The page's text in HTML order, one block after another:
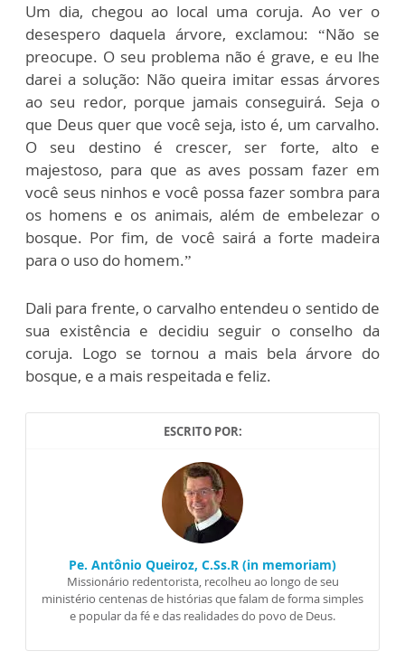
Um dia, chegou ao local uma coruja. Ao ver o
desespero daquela árvore, exclamou: “Não se
preocupe. O seu problema não é grave, e eu lhe
darei a solução: Não queira imitar essas árvores
ao seu redor, porque jamais conseguirá. Seja o
que Deus quer que você seja, isto é, um carvalho.
O seu destino é crescer, ser forte, alto e
majestoso, para que as aves possam fazer em
você seus ninhos e você possa fazer sombra para
os homens e os animais, além de embelezar o
bosque. Por fim, de você sairá a forte madeira
para o uso do homem.”
Dali para frente, o carvalho entendeu o sentido de
sua existência e decidiu seguir o conselho da
coruja. Logo se tornou a mais bela árvore do
bosque, e a mais respeitada e feliz.
ESCRITO POR:
Pe. Antônio Queiroz, C.Ss.R (in memoriam)
Missionário redentorista, recolheu ao longo de seu
ministério centenas de histórias que falam de forma simples
e popular da fé e das realidades do povo de Deus.